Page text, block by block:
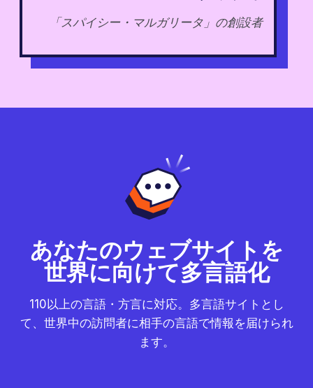
「スパイシー・マルガリータ」の創設者
あなたのウェブサイトを
世界に向けて多言語化
110以上の言語・方言に対応。多言語サイトとし
て、世界中の訪問者に相手の言語で情報を届けられ
ます。